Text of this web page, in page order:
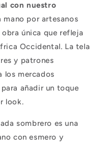
con nuestro
mano por artesanos
única que refleja
Occidental. La tela
y patrones
los mercados
añadir un toque
look.
sombrero es una
con esmero y